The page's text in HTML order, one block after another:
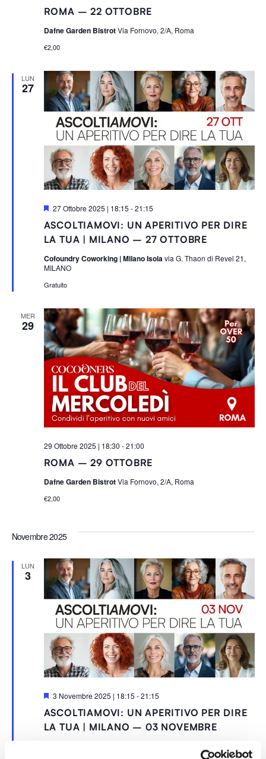
ROMA – 22 OTTOBRE
Dafne Garden BistrotVia Fornovo, 2/A, Roma
€2,00
LUN
27
ASCOLTIAMOVI: UN APERITIVO PER DIRE
LA TUA | MILANO – 27 OTTOBRE
S
g
n
a
l
a
t
i
27 Ottobre 2025 | 18:15 -21:15
Cofoundry Coworking | Milano Isolavia G. Thaon di Revel 21,
MILANO
Gratuito
MER
29
ROMA – 29 OTTOBRE
29 Ottobre 2025 | 18:30 -21:00
Dafne Garden BistrotVia Fornovo, 2/A, Roma
€2,00
Novembre 2025
LUN
3
ASCOLTIAMOVI: UN APERITIVO PER DIRE
LA TUA | MILANO – 03 NOVEMBRE
S
g
n
a
3 Novembre 2025 | 18:15 -21:15